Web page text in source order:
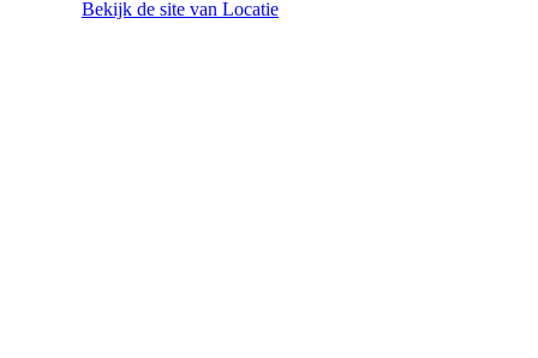
Bekijk de site van Locatie